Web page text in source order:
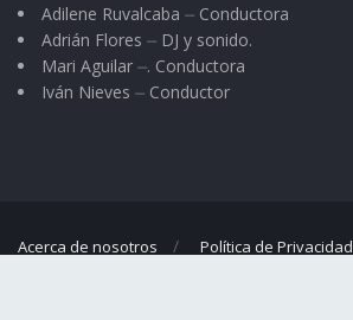
Adilene Ruvalcaba ⏤ Conductora
Adrián Flores ⏤ DJ y sonido.
Mari Aguilar ⏤. Conductora
Iván Nieves ⏤ Conductor
Acerca de nosotros Política de Privacidad